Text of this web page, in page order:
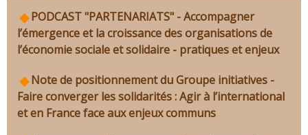
PODCAST "PARTENARIATS" - Accompagner
l’émergence et la croissance des organisations de
l’économie sociale et solidaire - pratiques et enjeux
Note de positionnement du Groupe initiatives -
Faire converger les solidarités : Agir à l’international
et en France face aux enjeux communs